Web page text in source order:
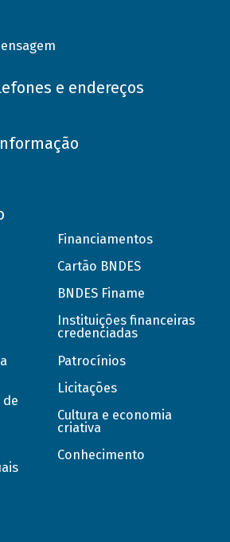
e endereços
de
Financiamentos
Cartão BNDES
BNDES Finame
Instituições financeiras
credenciadas
Patrocínios
Licitações
Cultura e economia
criativa
Conhecimento